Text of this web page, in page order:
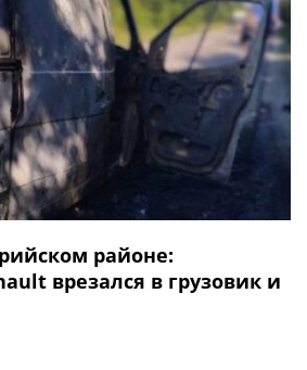
районе:
врезался в грузовик и